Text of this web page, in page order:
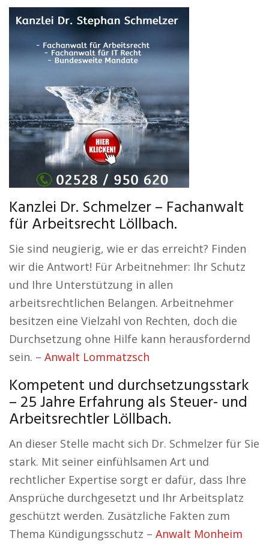
Kanzlei Dr. Schmelzer – Fachanwalt
für Arbeitsrecht Löllbach.
Sie sind neugierig, wie er das erreicht? Finden
wir die Antwort! Für Arbeitnehmer: Ihr Schutz
und Ihre Unterstützung in allen
arbeitsrechtlichen Belangen. Arbeitnehmer
besitzen eine Vielzahl von Rechten, doch die
Durchsetzung ohne Hilfe kann herausfordernd
sein. – Anwalt Lommatzsch
Kompetent und durchsetzungsstark
– 25 Jahre Erfahrung als Steuer- und
Arbeitsrechtler Löllbach.
An dieser Stelle macht sich Dr. Schmelzer für Sie
stark. Mit seiner einfühlsamen Art und
rechtlicher Expertise sorgt er dafür, dass Ihre
Ansprüche durchgesetzt und Ihr Arbeitsplatz
geschützt werden. Zusätzliche Fakten zum
Thema Kündigungsschutz – Anwalt Monheim